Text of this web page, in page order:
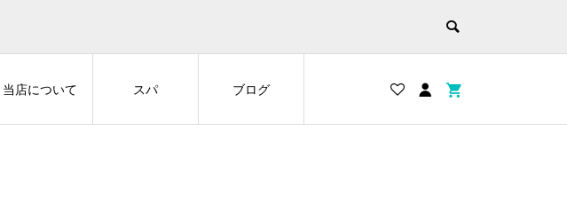
当店について スパ ブログ